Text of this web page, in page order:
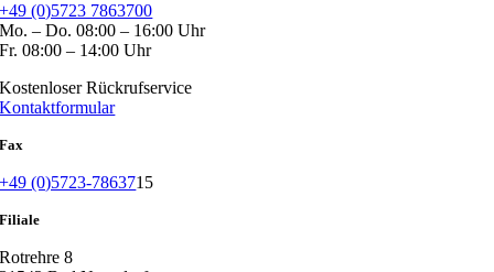
+49 (0)5723 7863700
Mo. – Do. 08:00 – 16:00 Uhr
Fr. 08:00 – 14:00 Uhr
Kostenloser Rückrufservice
Kontaktformular
Fax
+49 (0)5723-7863715
Filiale
Rotrehre 8